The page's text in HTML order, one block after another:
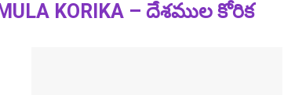
KORIKA – దేశముల కోరిక